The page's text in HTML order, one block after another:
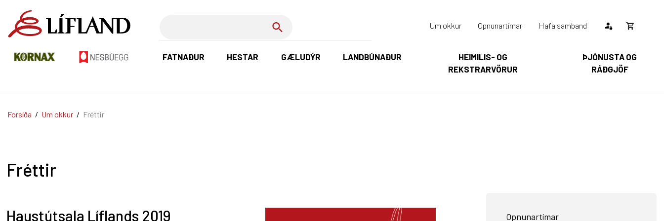
FATNAÐUR HESTAR GÆLUDÝR LANDBÚNAÐUR
HEIMILIS- OG
REKSTRARVÖRUR
ÞJÓNUSTA OG
RÁÐGJÖF
Um okkur Opnunartímar Hafa samband
Opna
Karfan þín
körfu
Forsíða / Um okkur / Fréttir
Fréttir
Haustútsala Líflands 2019 Opnunartímar